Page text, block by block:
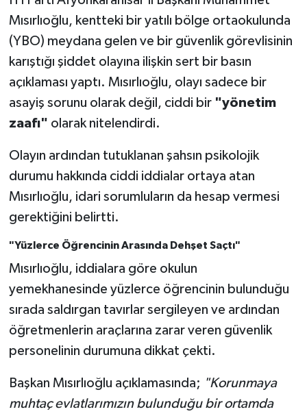
Mısırlıoğlu, kentteki bir yatılı bölge ortaokulunda
(YBO) meydana gelen ve bir güvenlik görevlisinin
karıştığı şiddet olayına ilişkin sert bir basın
açıklaması yaptı. Mısırlıoğlu, olayı sadece bir
asayiş sorunu olarak değil, ciddi bir "yönetim
zaafı" olarak nitelendirdi.
Olayın ardından tutuklanan şahsın psikolojik
durumu hakkında ciddi iddialar ortaya atan
Mısırlıoğlu, idari sorumluların da hesap vermesi
gerektiğini belirtti.
"Yüzlerce Öğrencinin Arasında Dehşet Saçtı"
Mısırlıoğlu, iddialara göre okulun
yemekhanesinde yüzlerce öğrencinin bulunduğu
sırada saldırgan tavırlar sergileyen ve ardından
öğretmenlerin araçlarına zarar veren güvenlik
personelinin durumuna dikkat çekti.
Başkan Mısırlıoğlu açıklamasında; "Korunmaya
muhtaç evlatlarımızın bulunduğu bir ortamda